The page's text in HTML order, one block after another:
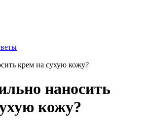
крем на сухую кожу?
наносить
кожу?